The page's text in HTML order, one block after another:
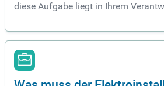
diese Aufgabe liegt in Ihrem